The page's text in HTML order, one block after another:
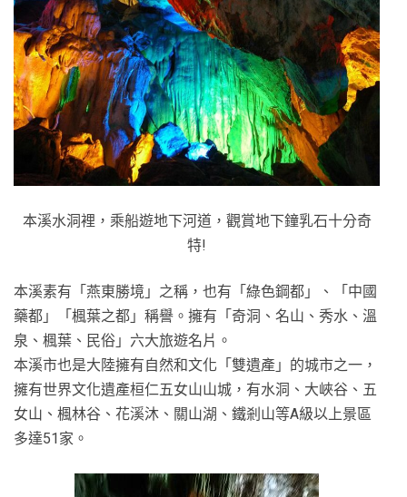
本溪水洞裡，乘船遊地下河道，觀賞地下鐘乳石十分奇
特!
本溪素有「燕東勝境」之稱，也有「綠色鋼都」、「中國
藥都」「楓葉之都」稱譽。擁有「奇洞、名山、秀水、溫
泉、楓葉、民俗」六大旅遊名片。
本溪市也是大陸擁有自然和文化「雙遺產」的城市之一，
擁有世界文化遺產桓仁五女山山城，有水洞、大峽谷、五
女山、楓林谷、花溪沐、關山湖、鐵剎山等A級以上景區
多達51家。